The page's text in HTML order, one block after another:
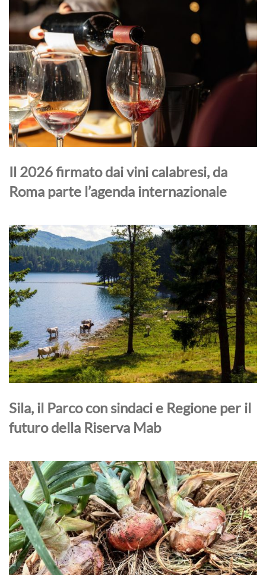
Il 2026 firmato dai vini calabresi, da
Roma parte l’agenda internazionale
Sila, il Parco con sindaci e Regione per il
futuro della Riserva Mab